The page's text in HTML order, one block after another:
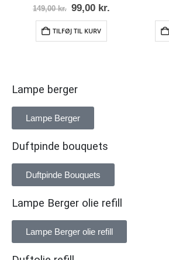
ud af 5
149,00kr. 99,00 kr.
TILFØJ TIL KURV
Lampe berger
Lampe Berger
Duftpinde bouquets
Duftpinde Bouquets
Lampe Berger olie refill
Lampe Berger olie refill